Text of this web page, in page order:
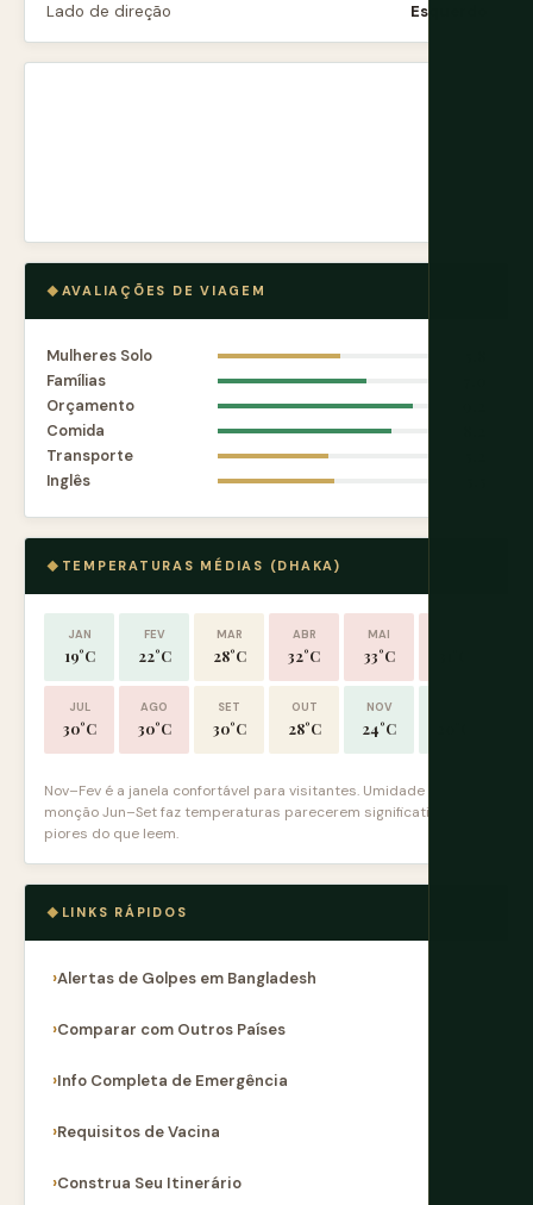
Lado de direção Esquerdo
AVALIAÇÕES DE VIAGEM
Mulheres Solo
Famílias
Orçamento
Comida
Transporte
Inglês
TEMPERATURAS MÉDIAS (DHAKA)
JAN
19°C
FEV
22°C
MAR
28°C
ABR
32°C
MAI
33°C
JUL
30°C
AGO
30°C
SET
30°C
OUT
28°C
NOV
24°C
Nov–Fev é a janela confortável para visitantes. Umidade do
monção Jun–Set faz temperaturas parecerem significativamente
piores do que leem.
LINKS RÁPIDOS
Alertas de Golpes em Bangladesh
Comparar com Outros Países
Info Completa de Emergência
Requisitos de Vacina
Construa Seu Itinerário